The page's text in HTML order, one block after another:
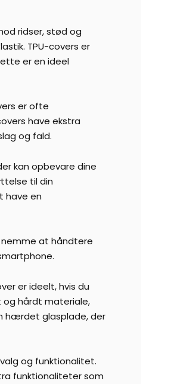
ridser, stød og
TPU-covers er
er en ideel
er ofte
have ekstra
og fald.
kan opbevare dine
til din
have en
at håndtere
er ideelt, hvis du
og hårdt materiale,
hærdet glasplade, der
og funktionalitet.
funktionaliteter som